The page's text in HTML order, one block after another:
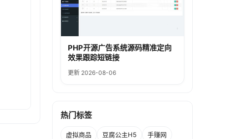
PHP开源广告系统源码精准定向
效果跟踪短链接
更新 2026-08-06
热门标签
虚拟商品 豆腐公主H5 手赚网